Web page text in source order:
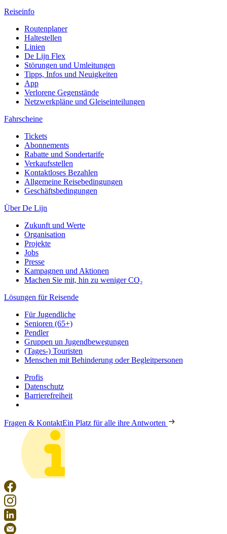
Reiseinfo
Routenplaner
Haltestellen
Linien
De Lijn Flex
Störungen und Umleitungen
Tipps, Infos und Neuigkeiten
App
Verlorene Gegenstände
Netzwerkpläne und Gleiseinteilungen
Fahrscheine
Tickets
Abonnements
Rabatte und Sondertarife
Verkaufsstellen
Kontaktloses Bezahlen
Allgemeine Reisebedingungen
Geschäftsbedingungen
Über De Lijn
Zukunft und Werte
Organisation
Projekte
Jobs
Presse
Kampagnen und Aktionen
Machen Sie mit, hin zu weniger CO₂
Lösungen für Reisende
Für Jugendliche
Senioren (65+)
Pendler
Gruppen un Jugendbewegungen
(Tages-) Touristen
Menschen mit Behinderung oder Begleitpersonen
Profis
Datenschutz
Barrierefreiheit
Fragen & KontaktEin Platz für alle ihre Antworten